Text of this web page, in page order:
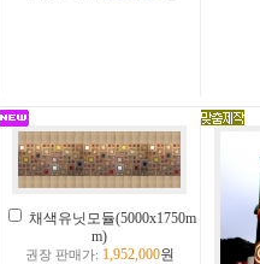
채색유닛모듈(5000x1750m
m)
권장 판매가: 1,952,000원